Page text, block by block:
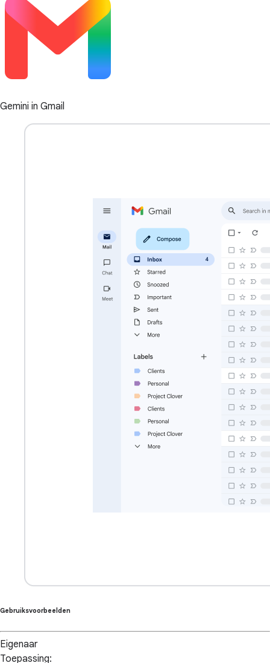
Gemini in Gmail
Gebruiksvoorbeelden
Eigenaar
Toepassing: